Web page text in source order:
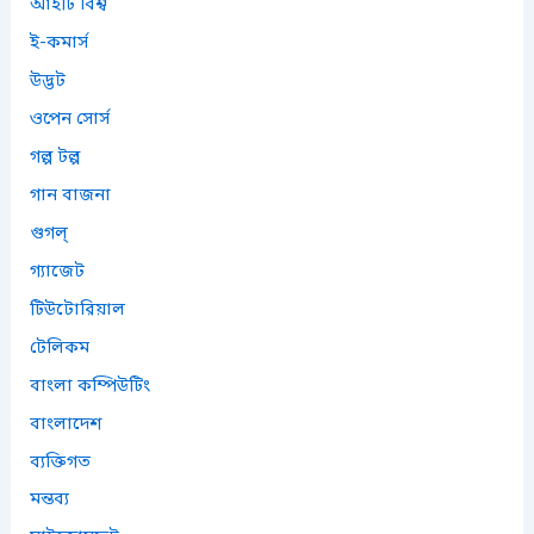
আইটি বিশ্ব
ই-কমার্স
উদ্ভট
ওপেন সোর্স
গল্প টল্প
গান বাজনা
গুগল্
গ্যাজেট
টিউটোরিয়াল
টেলিকম
বাংলা কম্পিউটিং
বাংলাদেশ
ব্যক্তিগত
মন্তব্য